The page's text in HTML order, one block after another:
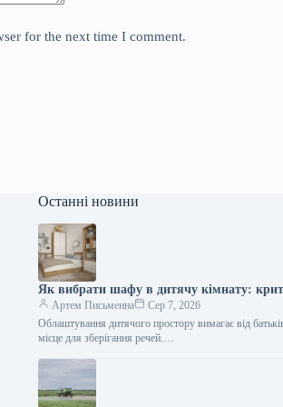
for the next time I comment.
Останні новини
Як вибрати шафу в дитячу кімнату:
Артем Письменна
Сер 7, 2026
Облаштування дитячого простору вимагає від
місце для зберігання речей.…